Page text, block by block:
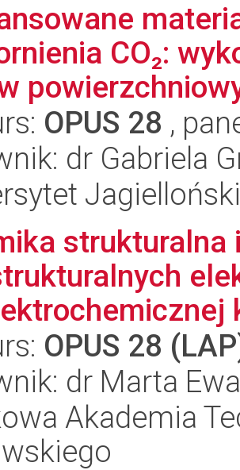
CO₂:
OPUS 28 ,
dr Gabriela
Jagielloński
strukturalna
OPUS 28
dr Marta
Akademia